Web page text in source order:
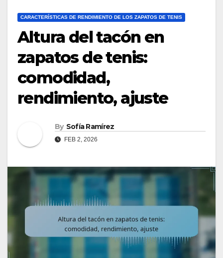
CARACTERÍSTICAS DE RENDIMIENTO DE LOS ZAPATOS DE TENIS
Altura del tacón en
zapatos de tenis:
comodidad,
rendimiento, ajuste
By Sofía Ramírez
FEB 2, 2026